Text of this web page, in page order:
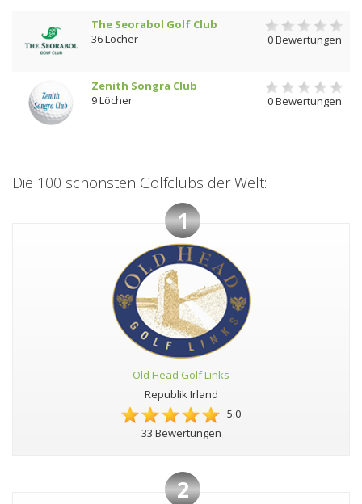
The Seorabol Golf Club
36 Löcher
0 Bewertungen
Zenith Songra Club
9 Löcher
0 Bewertungen
Die 100 schönsten Golfclubs der Welt:
1
Old Head Golf Links
Republik Irland
5.0
33 Bewertungen
2